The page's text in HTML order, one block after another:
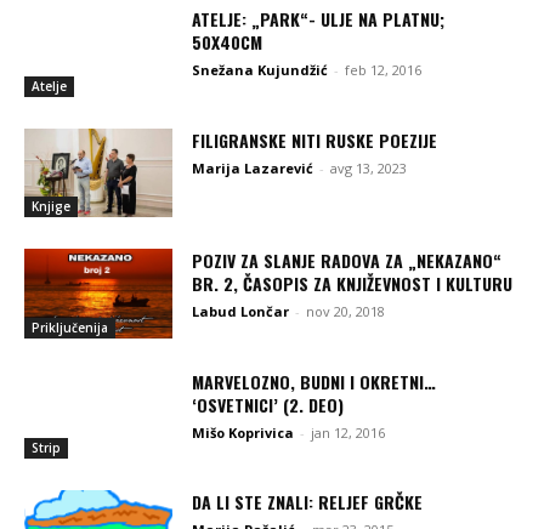
Atelje
ATELJE: „PARK“- ULJE NA PLATNU;
50X40CM
Snežana Kujundžić - feb 12, 2016
Knjige
FILIGRANSKE NITI RUSKE POEZIJE
Marija Lazarević - avg 13, 2023
Priključenija
POZIV ZA SLANJE RADOVA ZA „NEKAZANO“
BR. 2, ČASOPIS ZA KNJIŽEVNOST I KULTURU
Labud Lončar - nov 20, 2018
Strip
MARVELOZNO, BUDNI I OKRETNI…
‘OSVETNICI’ (2. DEO)
Mišo Koprivica - jan 12, 2016
DA LI STE ZNALI: RELJEF GRČKE